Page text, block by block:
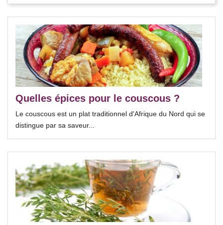
Quelles épices pour le couscous ?
Le couscous est un plat traditionnel d'Afrique du Nord qui se
distingue par sa saveur...